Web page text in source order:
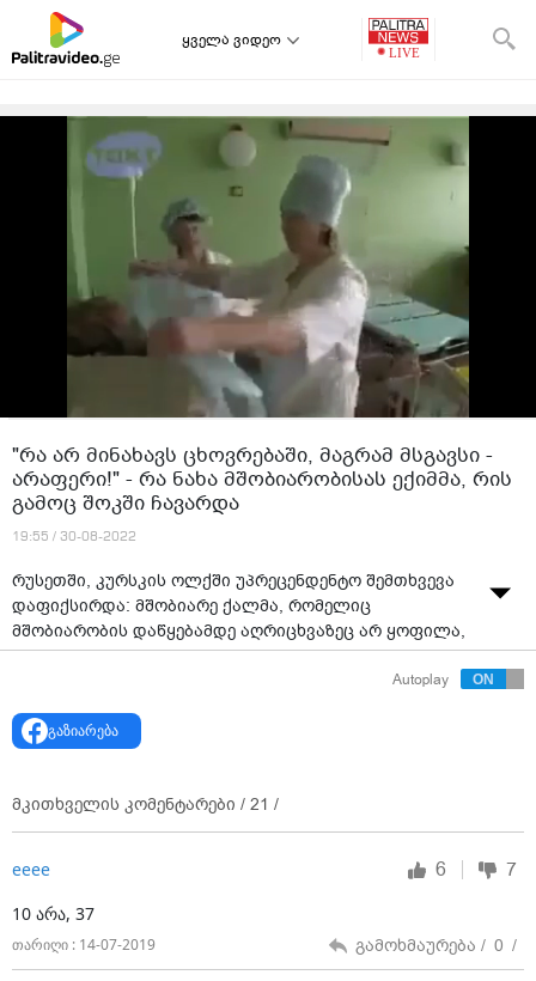
ყველა ვიდეო
"რა არ მინახავს ცხოვრებაში, მაგრამ მსგავსი -
არაფერი!" - რა ნახა მშობიარობისას ექიმმა, რის
გამოც შოკში ჩავარდა
19:55 / 30-08-2022
რუსეთში, კურსკის ოლქში უპრეცენდენტო შემთხვევა
დაფიქსირდა: მშობიარე ქალმა, რომელიც
მშობიარობის დაწყებამდე აღრიცხვაზეც არ ყოფილა,
მოულოდნელად, 10 ბავშვი გააჩინა. მეან-
გინეკოლოგი, რომელმაც მშობიარობა მიიღო, გაოცება
ბავშვი მიიღო, რომელთაგან ყველაზე პატარა 2,5 კგ-ს
იწონის, ხოლო დანარჩენების წონა 3 კგ-ია.რაც
გოგონა შეეძინა თუ ბიჭი. როცა პასუხი მიიღო, ისე
გაიქცა, მას შემდეგ სამშობიაროში არ უნახავთ.
Autoplay
გაზიარება
მკითხველის კომენტარები / 21 /
ееее 6 7
10 არა, 37
თარიღი : 14-07-2019 გამოხმაურება / 0 /